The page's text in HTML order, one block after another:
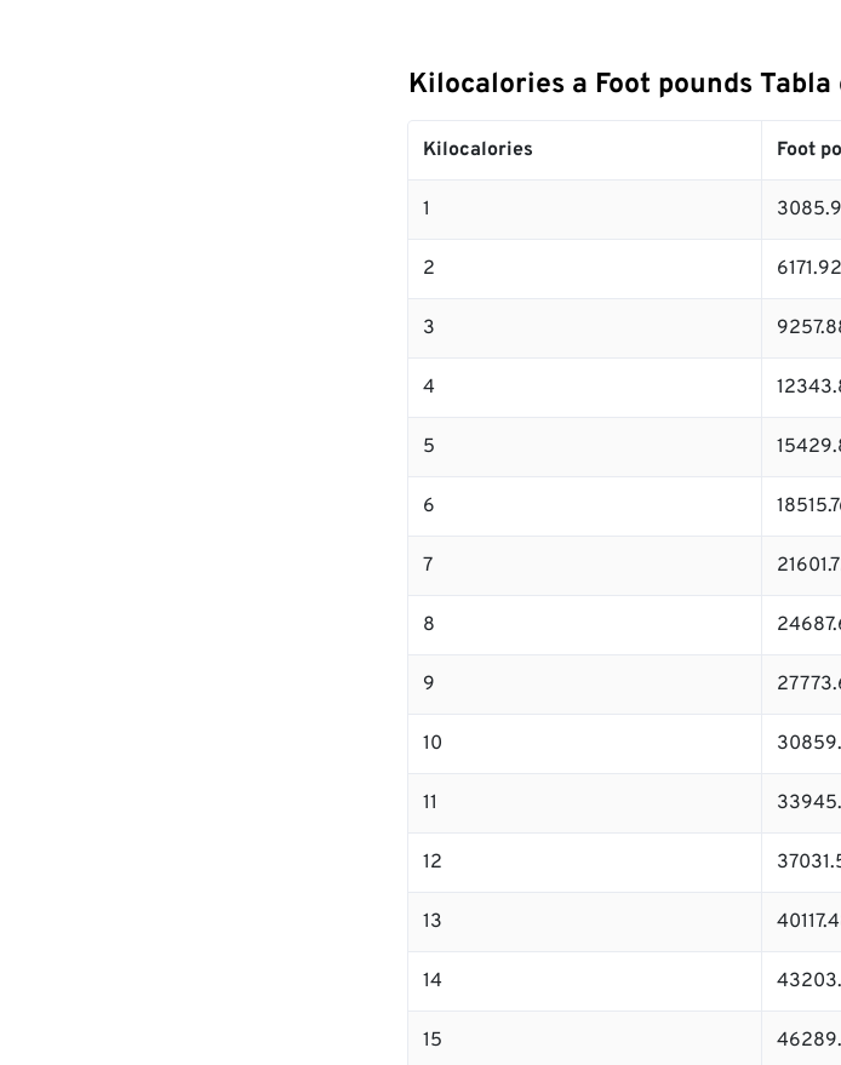
Kilocalories a Foot pounds
Kilocalories Foot
1
2
3
4
5
6
7
8
9
10
11
12
13
14
15